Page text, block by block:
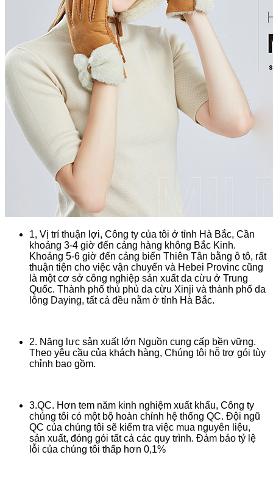
1, Vị trí thuận lợi, Công ty của tôi ở tỉnh Hà Bắc, Cần
khoảng 3-4 giờ đến cảng hàng không Bắc Kinh.
Khoảng 5-6 giờ đến cảng biển Thiên Tân bằng ô tô, rất
thuận tiện cho việc vận chuyển và Hebei Provinc cũng
là một cơ sở công nghiệp sản xuất da cừu ở Trung
Quốc. Thành phố thủ phủ da cừu Xinji và thành phố da
lông Daying, tất cả đều nằm ở tỉnh Hà Bắc.
2. Năng lực sản xuất lớn Nguồn cung cấp bền vững.
Theo yêu cầu của khách hàng, Chúng tôi hỗ trợ gói tùy
chỉnh bao gồm.
3.QC. Hơn tem năm kinh nghiệm xuất khẩu, Công ty
chúng tôi có một bộ hoàn chỉnh hệ thống QC. Đội ngũ
QC của chúng tôi sẽ kiểm tra việc mua nguyên liệu,
sản xuất, đóng gói tất cả các quy trình. Đảm bảo tỷ lệ
lỗi của chúng tôi thấp hơn 0,1%